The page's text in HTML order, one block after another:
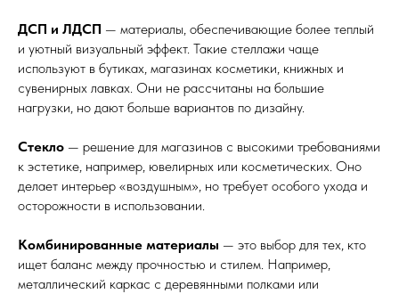
ДСП и ЛДСП — материалы, обеспечивающие более теплый
и уютный визуальный эффект. Такие стеллажи чаще
используют в бутиках, магазинах косметики, книжных и
сувенирных лавках. Они не рассчитаны на большие
нагрузки, но дают больше вариантов по дизайну.
Стекло — решение для магазинов с высокими требованиями
к эстетике, например, ювелирных или косметических. Оно
делает интерьер «воздушным», но требует особого ухода и
осторожности в использовании.
Комбинированные материалы — это выбор для тех, кто
ищет баланс между прочностью и стилем. Например,
металлический каркас с деревянными полками или